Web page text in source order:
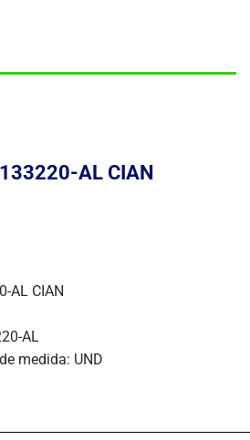
AL CIAN
AL CIAN
AL
medida: UND